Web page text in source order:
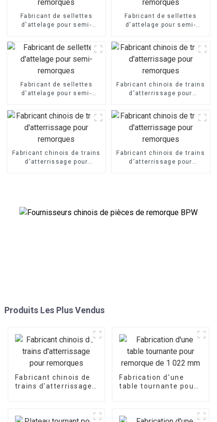
Fabricant de sellettes
d'attelage pour semi-
Fabricant de sellettes
d'attelage pour semi-
Fabricant de sellettes
d'attelage pour semi-
Fabricant chinois de trains
d'atterrissage pour
Fabricant chinois de trains
d'atterrissage pour
Fabricant chinois de trains
d'atterrissage pour
Produits Les Plus Vendus
Fabricant chinois de
trains d'atterrissage
Fabrication d'une
table tournante pour